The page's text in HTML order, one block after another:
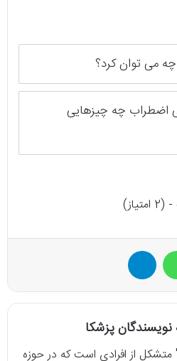
می توان کرد؟
اضطراب چه چیزهایی
واتس آپ
نویسندگان پزشکا
متشکل از افرادی است که در حوزه